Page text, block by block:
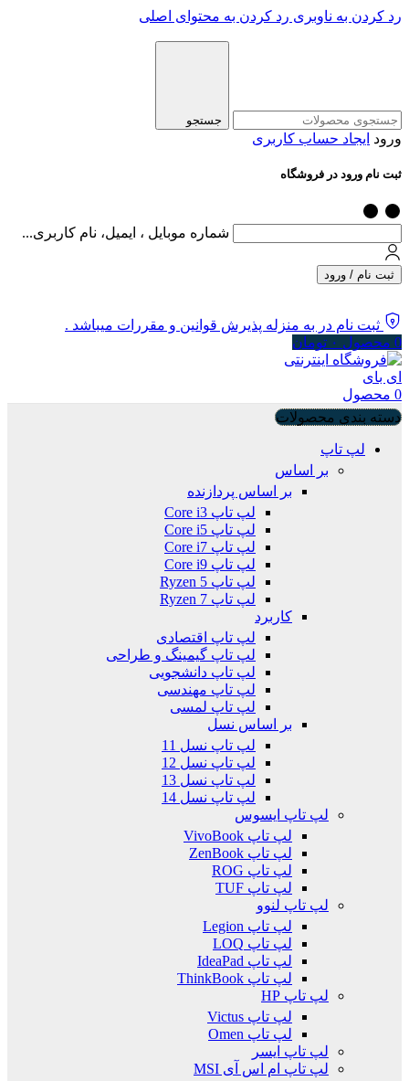
رد کردن به ناوبری رد کردن به محتوای اصلی
جستجو
ورود ایجاد حساب کاربری
ثبت نام ورود در فروشگاه
شماره موبایل ، ایمیل، نام کاربری...
ثبت نام / ورود
ثبت نام در به منزله پذیرش قوانین و مقررات میباشد .
0 محصول ۰ تومان
0 محصول
دسته بندی محصولات
لپ تاپ
بر اساس
بر اساس پردازنده
لپ تاپ Core i3
لپ تاپ Core i5
لپ تاپ Core i7
لپ تاپ Core i9
لپ تاپ Ryzen 5
لپ تاپ Ryzen 7
کاربرد
لپ تاپ اقتصادی
لپ تاپ گیمینگ و طراحی
لپ تاپ دانشجویی
لپ تاپ مهندسی
لپ تاپ لمسی
بر اساس نسل
لپ تاپ نسل 11
لپ تاپ نسل 12
لپ تاپ نسل 13
لپ تاپ نسل 14
لپ تاپ ایسوس
لپ تاپ VivoBook
لپ تاپ ZenBook
لپ تاپ ROG
لپ تاپ TUF
لپ تاپ لنوو
لپ تاپ Legion
لپ تاپ LOQ
لپ تاپ IdeaPad
لپ تاپ ThinkBook
لپ تاپ HP
لپ تاپ Victus
لپ تاپ Omen
لپ تاپ ایسر
لپ تاپ ام اس آی MSI